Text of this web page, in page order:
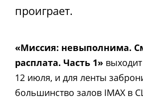
проиграет.
«Миссия: невыполнима.
расплата. Часть 1»
12 июля, и для ленты
большинство залов IMAX в